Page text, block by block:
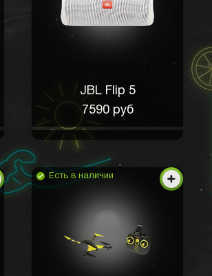
JBL Flip 5
7590 руб
Есть в наличии